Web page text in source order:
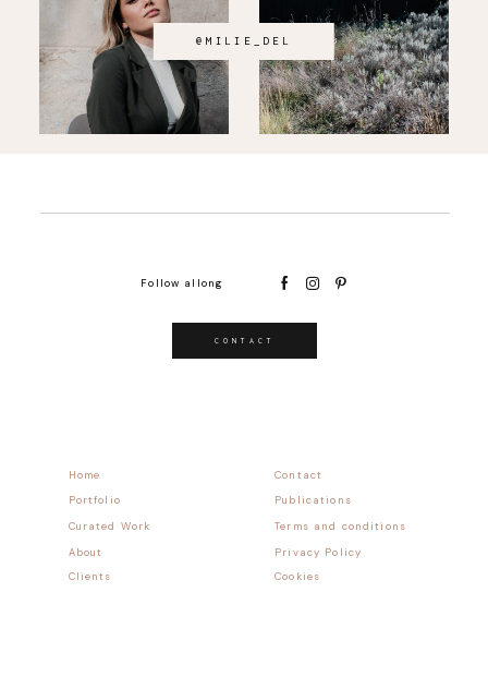
@MILIE_DEL
Contact
Home
Follow allong
Publications
Portfolio
Terms and conditions
Curated Work
CONTACT
Privacy Policy
About
Cookies
Clients